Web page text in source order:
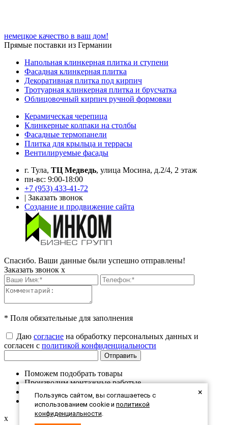
×
Пользуясь сайтом, вы соглашаетесь с
использованием cookie и политикой
конфиденциальности.
немецкое качество в ваш дом!
Прямые поставки из Германии
Напольная клинкерная плитка и ступени
Фасадная клинкерная плитка
Декоративная плитка под кирпич
Тротуарная клинкерная плитка и брусчатка
Облицовочный кирпич ручной формовки
Керамическая черепица
Клинкерные колпаки на столбы
Фасадные термопанели
Плитка для крыльца и террасы
Вентилируемые фасады
г. Тула, ТЦ Медведь, улица Мосина, д.2/4, 2 этаж
пн-вс: 9:00-18:00
+7 (953) 433-41-72
| Заказать звонок
Создание и продвижение сайта
Спасибо. Ваши данные были успешно отправлены!
Заказать звонок x
* Поля обязательные для заполнения
Даю согласие на обработку персональных данных и
согласен с политикой конфиденциальности
Поможем подобрать товары
Производим монтажные работые
Продукция в наличии на складе
Большая экспозиция в шоу-руме
x